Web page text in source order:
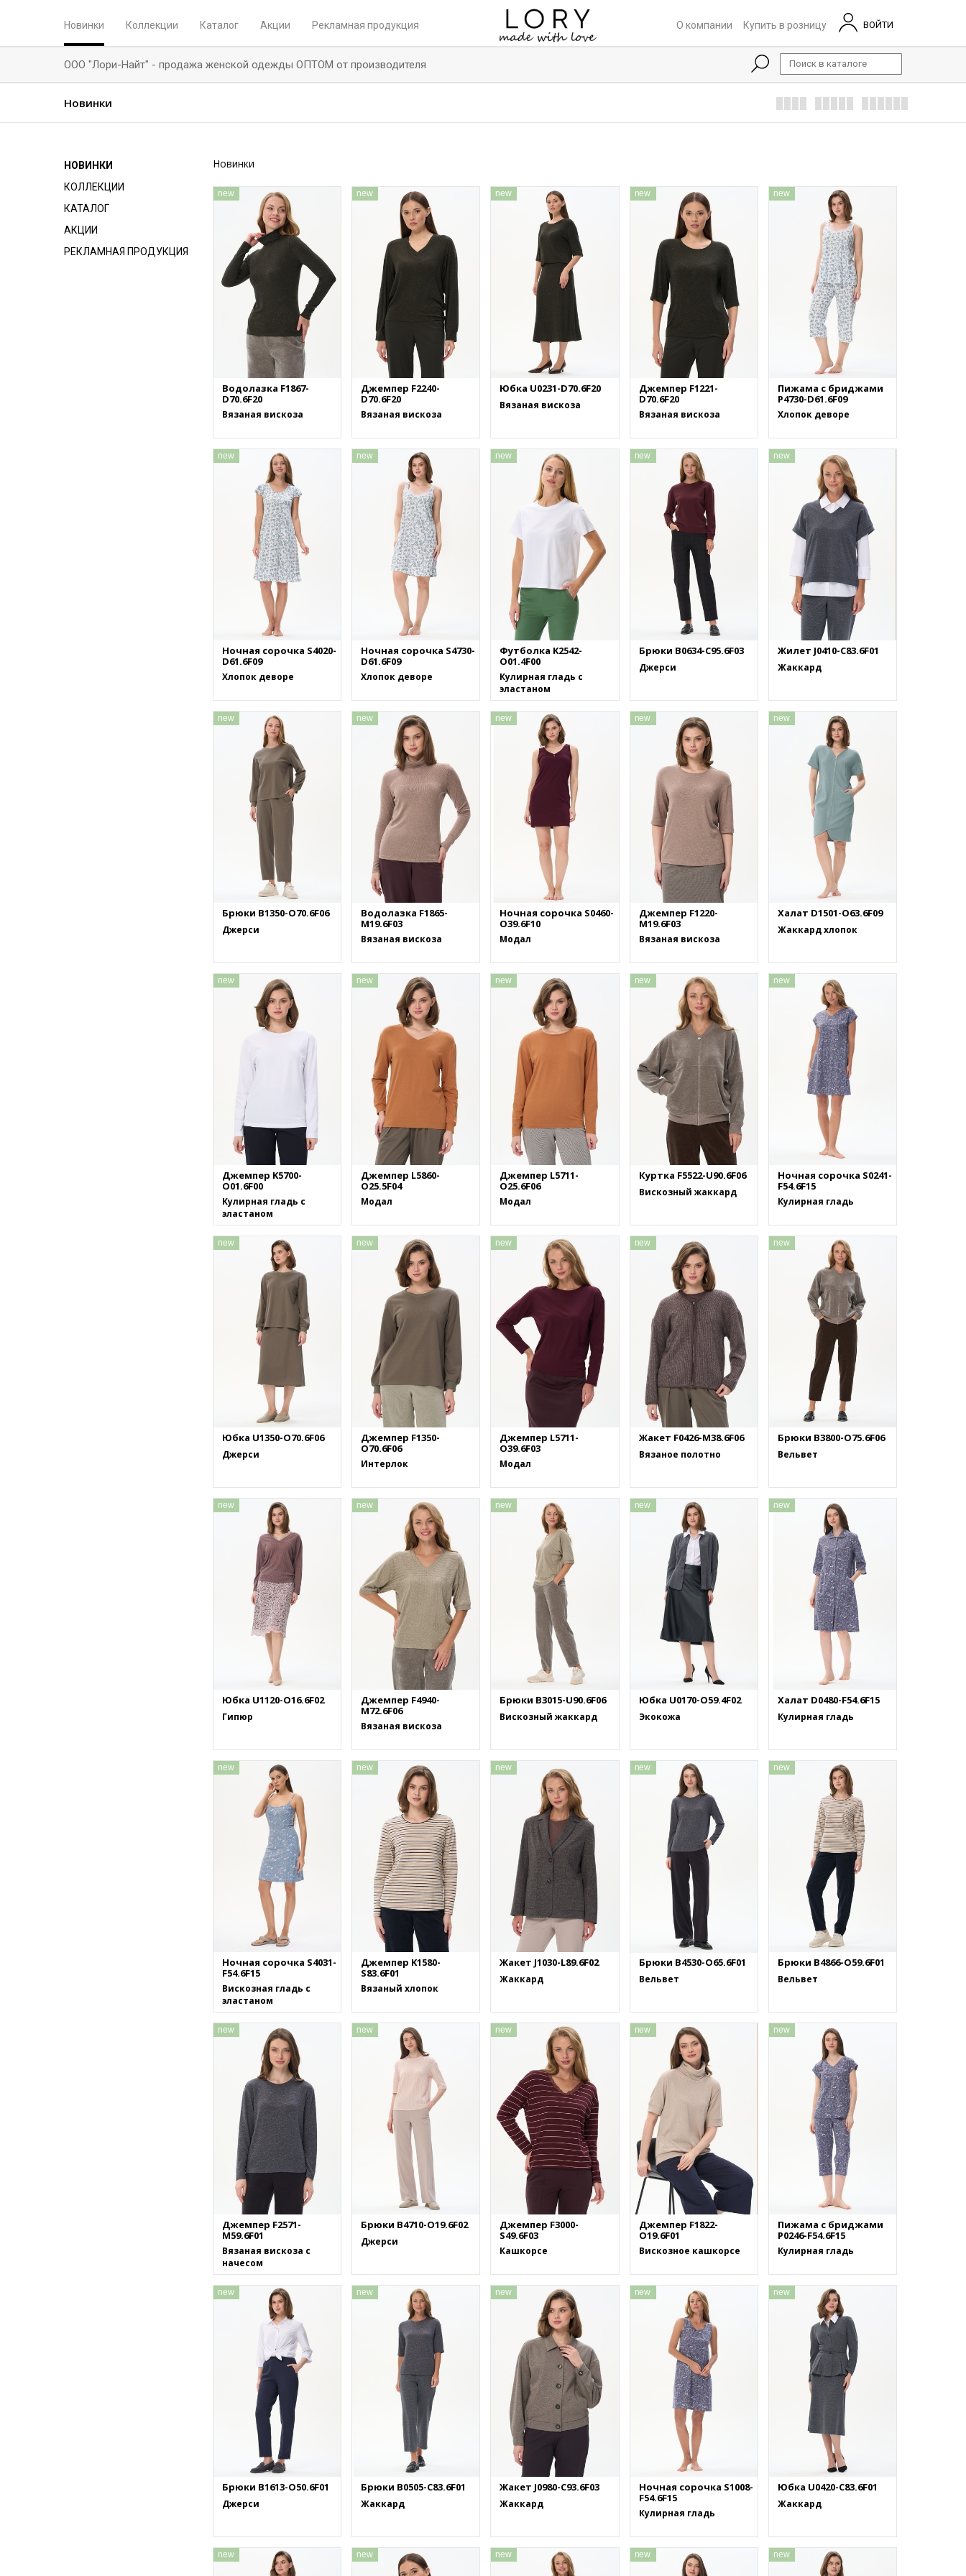
Новинки Коллекции Каталог Акции Рекламная продукция О компании Купить в розницу ВОЙТИ
ООО "Лори-Найт" - продажа женской одежды ОПТОМ от производителя
Новинки
НОВИНКИ
КОЛЛЕКЦИИ
КАТАЛОГ
АКЦИИ
РЕКЛАМНАЯ ПРОДУКЦИЯ
Новинки
new
Водолазка F1867-
D70.6F20
Вязаная вискоза
new
Джемпер F2240-
D70.6F20
Вязаная вискоза
new
Юбка U0231-D70.6F20
Вязаная вискоза
new
Джемпер F1221-
D70.6F20
Вязаная вискоза
new
Пижама с бриджами
P4730-D61.6F09
Хлопок деворе
new
Ночная сорочка S4020-
D61.6F09
Хлопок деворе
new
Ночная сорочка S4730-
D61.6F09
Хлопок деворе
new
Футболка K2542-
O01.4F00
Кулирная гладь с
эластаном
new
Брюки B0634-C95.6F03
Джерси
new
Жилет J0410-C83.6F01
Жаккард
new
Брюки B1350-O70.6F06
Джерси
new
Водолазка F1865-
M19.6F03
Вязаная вискоза
new
Ночная сорочка S0460-
O39.6F10
Модал
new
Джемпер F1220-
M19.6F03
Вязаная вискоза
new
Халат D1501-O63.6F09
Жаккард хлопок
new
Джемпер K5700-
O01.6F00
Кулирная гладь с
эластаном
new
Джемпер L5860-
O25.5F04
Модал
new
Джемпер L5711-
O25.6F06
Модал
new
Куртка F5522-U90.6F06
Вискозный жаккард
new
Ночная сорочка S0241-
F54.6F15
Кулирная гладь
new
Юбка U1350-O70.6F06
Джерси
new
Джемпер F1350-
O70.6F06
Интерлок
new
Джемпер L5711-
O39.6F03
Модал
new
Жакет F0426-M38.6F06
Вязаное полотно
new
Брюки B3800-O75.6F06
Вельвет
new
Юбка U1120-O16.6F02
Гипюр
new
Джемпер F4940-
M72.6F06
Вязаная вискоза
new
Брюки B3015-U90.6F06
Вискозный жаккард
new
Юбка U0170-O59.4F02
Экокожа
new
Халат D0480-F54.6F15
Кулирная гладь
new
Ночная сорочка S4031-
F54.6F15
Вискозная гладь с
эластаном
new
Джемпер K1580-
S83.6F01
Вязаный хлопок
new
Жакет J1030-L89.6F02
Жаккард
new
Брюки B4530-O65.6F01
Вельвет
new
Брюки B4866-O59.6F01
Вельвет
new
Джемпер F2571-
M59.6F01
Вязаная вискоза с
начесом
new
Брюки B4710-O19.6F02
Джерси
new
Джемпер F3000-
S49.6F03
Кашкорсе
new
Джемпер F1822-
O19.6F01
Вискозное кашкорсе
new
Пижама с бриджами
P0246-F54.6F15
Кулирная гладь
new
Брюки B1613-O50.6F01
Джерси
new
Брюки B0505-C83.6F01
Жаккард
new
Жакет J0980-C93.6F03
Жаккард
new
Ночная сорочка S1008-
F54.6F15
Кулирная гладь
new
Юбка U0420-C83.6F01
Жаккард
new new new new new